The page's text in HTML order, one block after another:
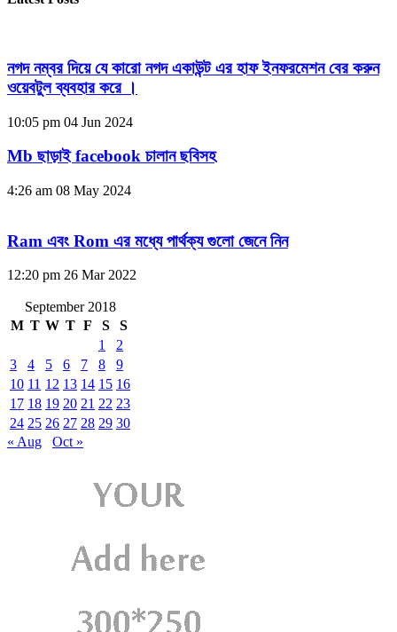
নগদ নম্বর দিয়ে যে কারো নগদ একাউন্ট এর হাফ ইনফরমেশন বের করুন
ওয়েবটুল ব্যবহার করে ।
10:05 pm 04 Jun 2024
Mb ছাড়াই facebook চালান ছবিসহ
4:26 am 08 May 2024
Ram এবং Rom এর মধ্যে পার্থক্য গুলো জেনে নিন
12:20 pm 26 Mar 2022
September 2018
M T W T F S
S
1
2
3
4 5 6 7 8
9
10 11 12 13 14 15 16
17 18 19 20 21 22 23
24 25 26 27 28 29 30
« Aug
Oct »